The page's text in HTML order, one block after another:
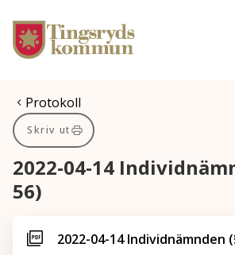
Gå till innehåll
Gå till huvudmeny
Du är här:
Protokoll
Skriv ut
2022-04-14
56)
2022-04-14 Individnämnden